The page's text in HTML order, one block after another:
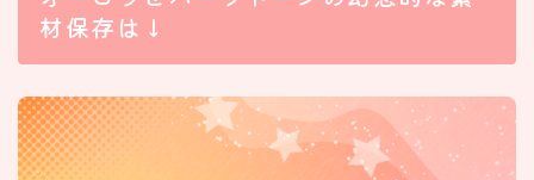
材保存は↓